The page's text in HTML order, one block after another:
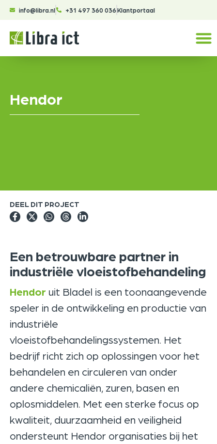
info@libra.nl +31 497 360 036Klantportaal
Hendor
DEEL DIT PROJECT
Een betrouwbare partner in
industriële vloeistofbehandeling
Hendor uit Bladel is een toonaangevende
speler in de ontwikkeling en productie van
industriële
vloeistofbehandelingssystemen. Het
bedrijf richt zich op oplossingen voor het
behandelen en circuleren van onder
andere chemicaliën, zuren, basen en
oplosmiddelen. Met een sterke focus op
kwaliteit, duurzaamheid en veiligheid
ondersteunt Hendor organisaties bij het